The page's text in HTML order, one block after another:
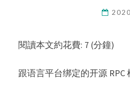
閱讀本文約花費: 7 (分鐘)
跟语言平台绑定的开源 RPC